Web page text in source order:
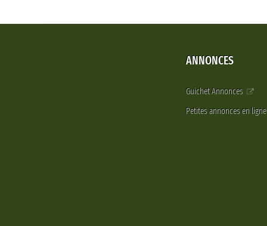
ANNONCES
Guichet Annonces
Petites annonces en ligne